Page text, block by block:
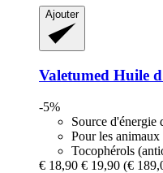
Ajouter
Valetumed Huile
-5%
Source d'énergie
Pour les animaux
Tocophérols
€ 18,90 € 19,90 (€